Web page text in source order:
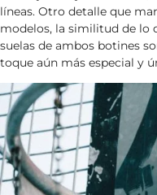
líneas. Otro detalle que
modelos, la similitud de lo
suelas de ambos botines
toque aún más especial y